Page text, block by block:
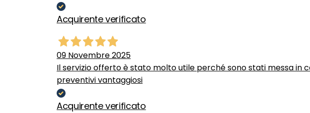
Acquirente verificato
09 Novembre 2025
Il servizio offerto è stato molto utile perché sono stati messa in
preventivi vantaggiosi
Acquirente verificato